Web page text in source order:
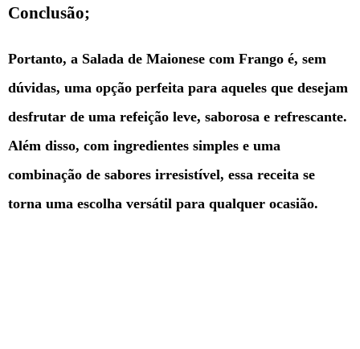
Conclusão;
Portanto, a Salada de Maionese com Frango é, sem
dúvidas, uma opção perfeita para aqueles que desejam
desfrutar de uma refeição leve, saborosa e refrescante.
Além disso, com ingredientes simples e uma
combinação de sabores irresistível, essa receita se
torna uma escolha versátil para qualquer ocasião.